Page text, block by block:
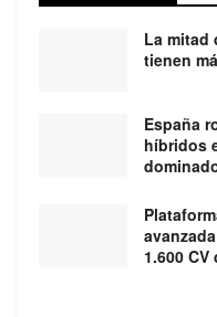
La mitad
tienen
España
híbridos
1.600 CV